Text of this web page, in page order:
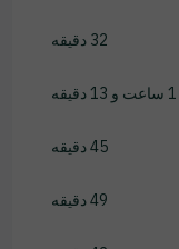
32 دقیقه
1 ساعت و 13 دقیقه
45 دقیقه
49 دقیقه